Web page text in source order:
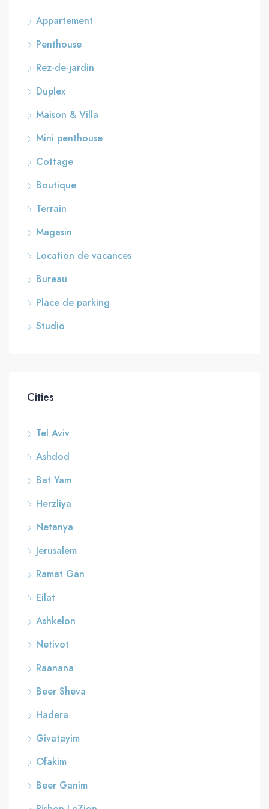
Appartement
Penthouse
Rez-de-jardin
Duplex
Maison & Villa
Mini penthouse
Cottage
Boutique
Terrain
Magasin
Location de vacances
Bureau
Place de parking
Studio
Cities
Tel Aviv
Ashdod
Bat Yam
Herzliya
Netanya
Jerusalem
Ramat Gan
Eilat
Ashkelon
Netivot
Raanana
Beer Sheva
Hadera
Givatayim
Ofakim
Beer Ganim